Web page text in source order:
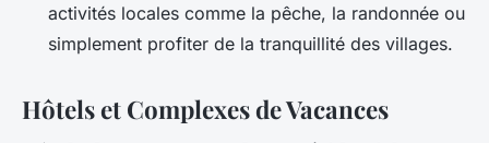
activités locales comme la pêche, la randonnée ou
simplement profiter de la tranquillité des villages.
Hôtels et Complexes de Vacances